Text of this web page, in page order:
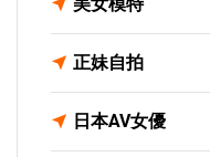
正妹自拍
日本AV女優